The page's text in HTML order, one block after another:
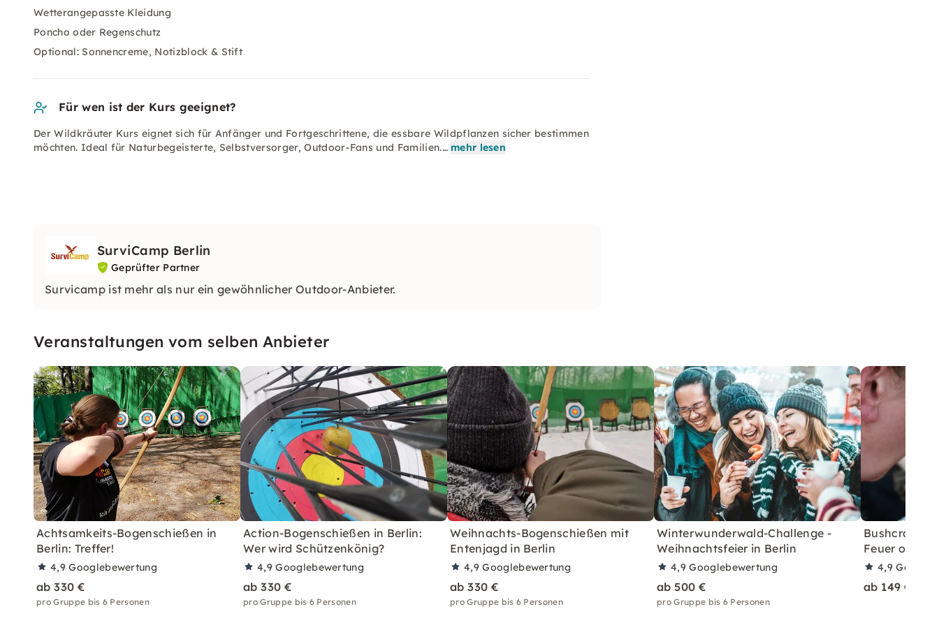
Wetterangepasste Kleidung
Poncho oder Regenschutz
Optional: Sonnencreme, Notizblock & Stift
Für wen ist der Kurs geeignet?
Der Wildkräuter Kurs eignet sich für Anfänger und Fortgeschrittene, die essbare Wildpflanzen sicher bestimmen
möchten. Ideal für Naturbegeisterte, Selbstversorger, Outdoor-Fans und Familien.… mehr lesen
SurviCamp Berlin
Geprüfter Partner
Survicamp ist mehr als nur ein gewöhnlicher Outdoor-Anbieter.
Veranstaltungen vom selben Anbieter
Achtsamkeits-Bogenschießen in
Berlin: Treffer!
4,9Googlebewertung
ab 330 €
pro Gruppe bis 6 Personen
Action-Bogenschießen in Berlin:
Wer wird Schützenkönig?
4,9Googlebewertung
ab 330 €
pro Gruppe bis 6 Personen
Weihnachts-Bogenschießen mit
Entenjagd in Berlin
4,9Googlebewertung
ab 330 €
pro Gruppe bis 6 Personen
Winterwunderwald-Challenge -
Weihnachtsfeier in Berlin
4,9Googlebewertung
ab 500 €
pro Gruppe bis 6 Personen
Bushcraft
Feuer ohne
4,9
ab 149 €